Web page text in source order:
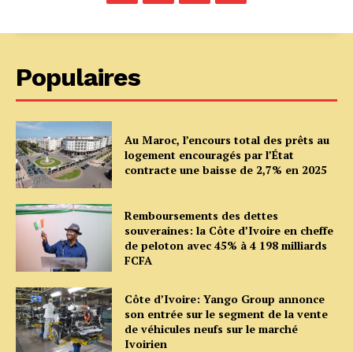
Populaires
Au Maroc, l’encours total des prêts au
logement encouragés par l’État
contracte une baisse de 2,7% en 2025
Remboursements des dettes
souveraines: la Côte d’Ivoire en cheffe
de peloton avec 45% à 4 198 milliards
FCFA
Côte d’Ivoire: Yango Group annonce
son entrée sur le segment de la vente
de véhicules neufs sur le marché
Ivoirien